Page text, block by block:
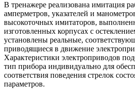
В тренажере реализована имитация
амперметров, указателей и
высокоточных имитаторов,
изготовленных корпусах с
установлены реальные,
приводящиеся в движение
Характеристики электроприводов
тип прибора индивидуально для
соответствия поведения стрелок
параметров.